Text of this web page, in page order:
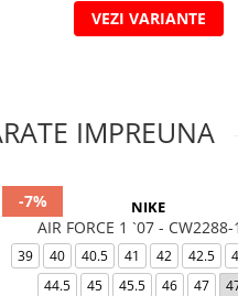
VEZI VARIANTE
IMPREUNA
-7% NIKE
AIR FORCE 1 `07 -
39 40 40.5 41 42 42.5
44.5
45 45.5 46 47